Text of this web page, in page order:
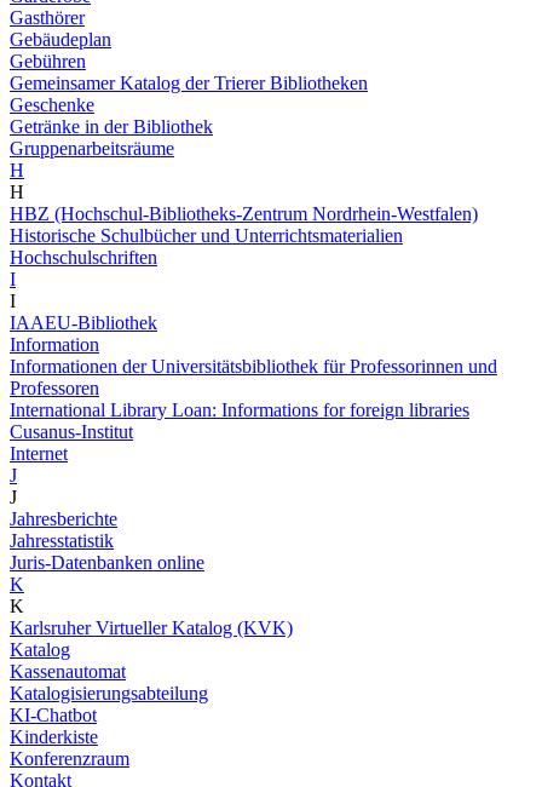
Gasthörer
Gebäudeplan
Gebühren
Gemeinsamer Katalog der Trierer Bibliotheken
Geschenke
Getränke in der Bibliothek
Gruppenarbeitsräume
H
H
HBZ (Hochschul-Bibliotheks-Zentrum Nordrhein-Westfalen)
Historische Schulbücher und Unterrichtsmaterialien
Hochschulschriften
I
I
IAAEU-Bibliothek
Information
Informationen der Universitätsbibliothek für Professorinnen und
Professoren
International Library Loan: Informations for foreign libraries
Cusanus-Institut
Internet
J
J
Jahresberichte
Jahresstatistik
Juris-Datenbanken online
K
K
Karlsruher Virtueller Katalog (KVK)
Katalog
Kassenautomat
Katalogisierungsabteilung
KI-Chatbot
Kinderkiste
Konferenzraum
Kontakt